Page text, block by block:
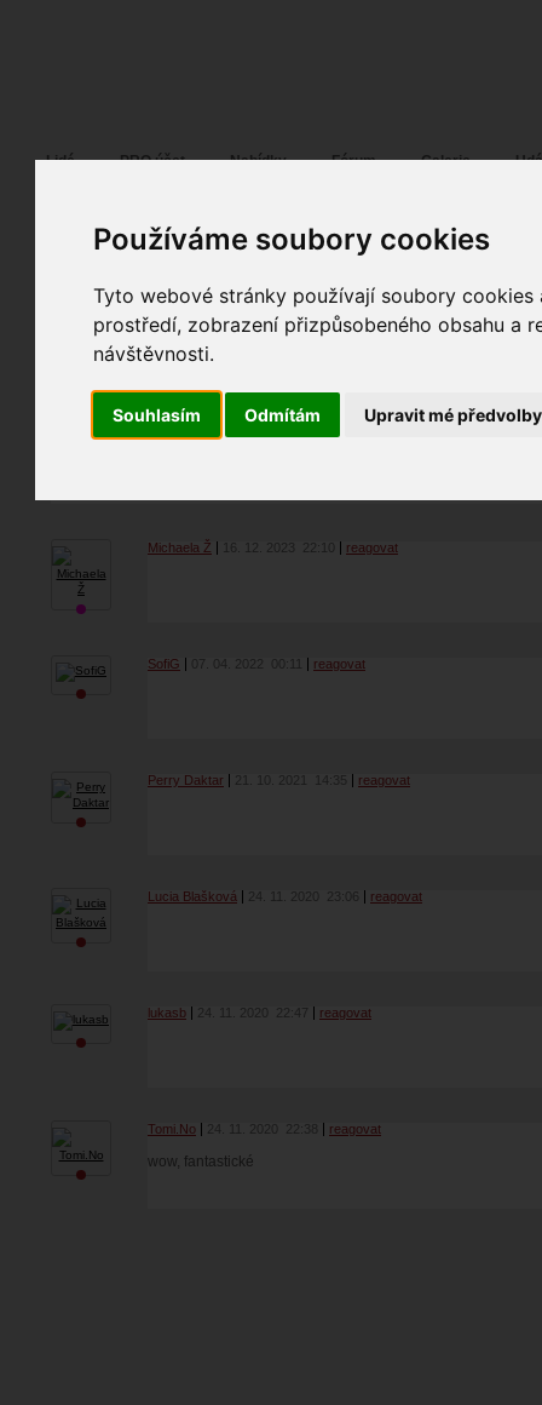
Používáme soubory cookies
Tyto webové stránky používají soubory
prostředí, zobrazení přizpůsobeného obsahu a
návštěvnosti.
Souhlasím Odmítám Upravit mé předvolby
Lidé PRO účet Nabídky Fórum Galerie
XF 15 25. 09. 2014 16:45 ostatní
XF 15
fotky autora
Michaela Ž 16. 12. 2023 22:10 reagovat
SofiG 07. 04. 2022 00:11 reagovat
Perry Daktar 14:35 reagovat
Lucia Blašková 24. 11. 2020 23:06 reagovat
lukasb 24. 11. 2020 22:47 reagovat
Tomi.No 24. 11. 2020 22:38 reagovat
wow, fantastické